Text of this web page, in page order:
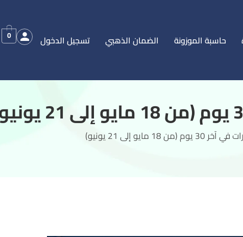
حاسبة الموزونة الضمان الذهبي تسجيل الدخول 0
مايو إلى 21 يونيو)